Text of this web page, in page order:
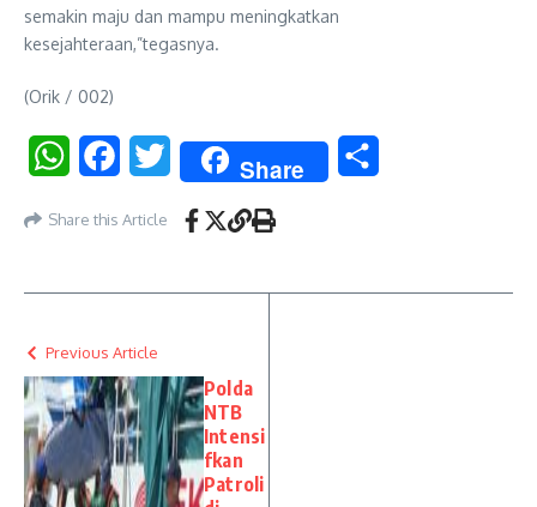
semakin maju dan mampu meningkatkan
kesejahteraan,”tegasnya.
(Orik / 002)
WhatsAppFacebookTwitter Share
Share this Article
Previous Article
Polda
NTB
Intensi
fkan
Patroli